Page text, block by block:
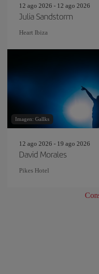
12 ago 2026 - 12 ago 2026
Julia Sandstorm
Heart Ibiza
Imagen: Gallks
12 ago 2026 - 19 ago 2026
David Morales
Pikes Hotel